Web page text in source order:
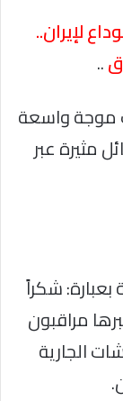
لإيران..
..
موجة واسعة
مثيرة عبر
بعبارة: شكراً
مراقبون
الجارية